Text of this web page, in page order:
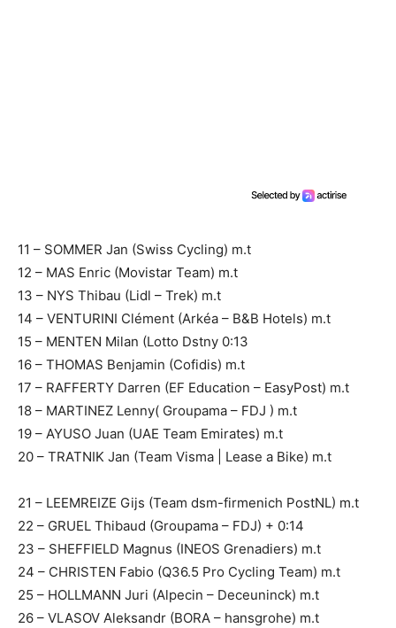
11 – SOMMER Jan (Swiss Cycling) m.t
12 – MAS Enric (Movistar Team) m.t
13 – NYS Thibau (Lidl – Trek) m.t
14 – VENTURINI Clément (Arkéa – B&B Hotels) m.t
15 – MENTEN Milan (Lotto Dstny 0:13
16 – THOMAS Benjamin (Cofidis) m.t
17 – RAFFERTY Darren (EF Education – EasyPost) m.t
18 – MARTINEZ Lenny( Groupama – FDJ ) m.t
19 – AYUSO Juan (UAE Team Emirates) m.t
20 – TRATNIK Jan (Team Visma | Lease a Bike) m.t
21 – LEEMREIZE Gijs (Team dsm-firmenich PostNL) m.t
22 – GRUEL Thibaud (Groupama – FDJ) + 0:14
23 – SHEFFIELD Magnus (INEOS Grenadiers) m.t
24 – CHRISTEN Fabio (Q36.5 Pro Cycling Team) m.t
25 – HOLLMANN Juri (Alpecin – Deceuninck) m.t
26 – VLASOV Aleksandr (BORA – hansgrohe) m.t